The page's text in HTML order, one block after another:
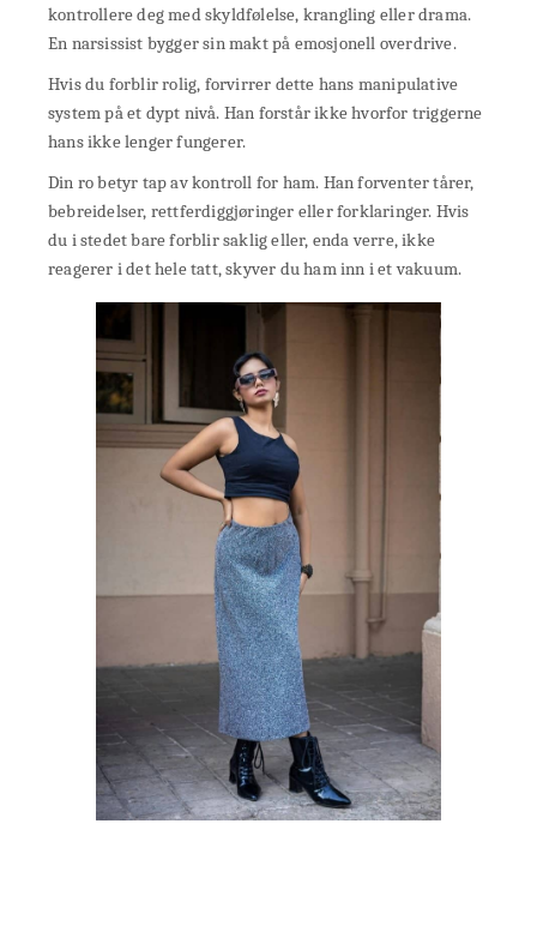
kontrollere deg med skyldfølelse, krangling eller drama.
En narsissist bygger sin makt på emosjonell overdrive.
Hvis du forblir rolig, forvirrer dette hans manipulative
system på et dypt nivå. Han forstår ikke hvorfor triggerne
hans ikke lenger fungerer.
Din ro betyr tap av kontroll for ham. Han forventer tårer,
bebreidelser, rettferdiggjøringer eller forklaringer. Hvis
du i stedet bare forblir saklig eller, enda verre, ikke
reagerer i det hele tatt, skyver du ham inn i et vakuum.